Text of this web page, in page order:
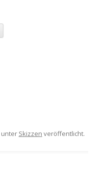
Springe
Inhalt
unter Skizzen veröffentlicht.